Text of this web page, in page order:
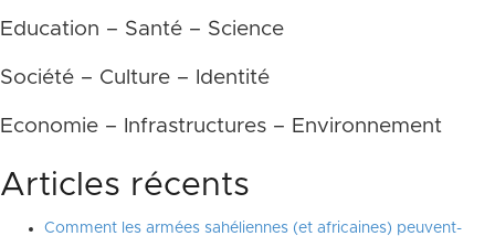
Education – Santé – Science
Société – Culture – Identité
Economie – Infrastructures – Environnement
Articles récents
Comment les armées sahéliennes (et africaines) peuvent-